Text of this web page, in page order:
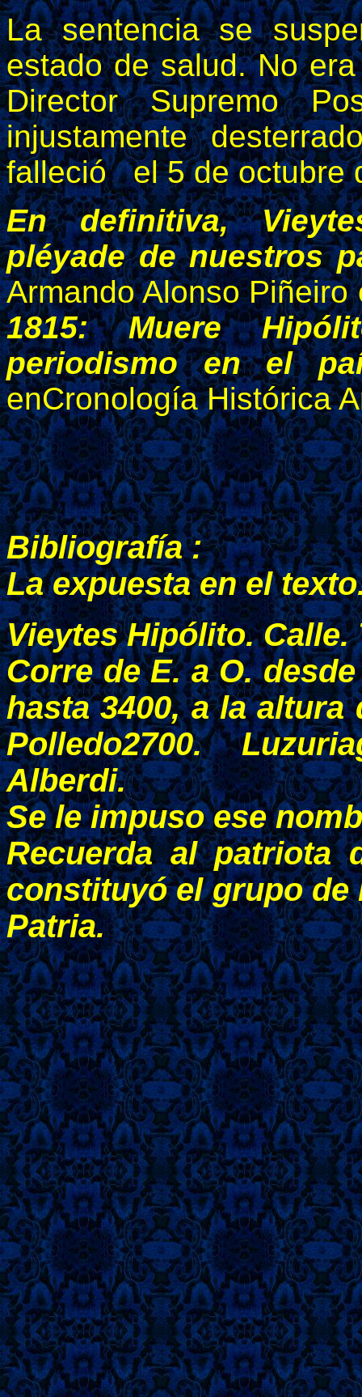
La sentencia se
estado de salud. No
Director Supremo
injustamente
falleció el 5 de octubre
En definitiva,
pléyade de nuestros
Armando Alonso Piñeiro
1815: Muere
periodismo en el
enCronología Histórica
Bibliografía :
La expuesta en el
Vieytes Hipólito. Calle.
Corre de E. a O.
hasta 3400, a la
Polledo2700.
Alberdi.
Se le impuso ese
Recuerda al patriota
constituyó el grupo de
Patria.